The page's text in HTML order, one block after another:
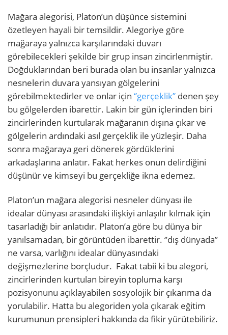
Mağara alegorisi, Platon’un düşünce sistemini
özetleyen hayali bir temsildir. Alegoriye göre
mağaraya yalnızca karşılarındaki duvarı
görebilecekleri şekilde bir grup insan zincirlenmiştir.
Doğduklarından beri burada olan bu insanlar yalnızca
nesnelerin duvara yansıyan gölgelerini
görebilmektedirler ve onlar için ‘’gerçeklik’’ denen şey
bu gölgelerden ibarettir. Lakin bir gün içlerinden biri
zincirlerinden kurtularak mağaranın dışına çıkar ve
gölgelerin ardındaki asıl gerçeklik ile yüzleşir. Daha
sonra mağaraya geri dönerek gördüklerini
arkadaşlarına anlatır. Fakat herkes onun delirdiğini
düşünür ve kimseyi bu gerçekliğe ikna edemez.
Platon’un mağara alegorisi nesneler dünyası ile
idealar dünyası arasındaki ilişkiyi anlaşılır kılmak için
tasarladığı bir anlatıdır. Platon’a göre bu dünya bir
yanılsamadan, bir görüntüden ibarettir. ‘’dış dünyada’’
ne varsa, varlığını idealar dünyasındaki
değişmezlerine borçludur. Fakat tabii ki bu alegori,
zincirlerinden kurtulan bireyin topluma karşı
pozisyonunu açıklayabilen sosyolojik bir çıkarıma da
yorulabilir. Hatta bu alegoriden yola çıkarak eğitim
kurumunun prensipleri hakkında da fikir yürütebiliriz.